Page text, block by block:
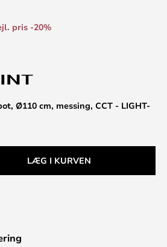
Ø110 cm, messing, CCT - LIGHT-
pris -20%
LÆG I KURVEN